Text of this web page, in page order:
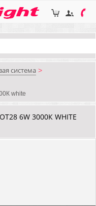
система >
white
6W 3000К WHITE